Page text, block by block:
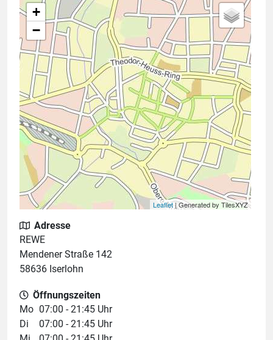
+
−
Leaflet| Generated by TilesXYZ
Adresse
REWE
Mendener Straße 142
58636 Iserlohn
Öffnungszeiten
Mo 07:00 - 21:45 Uhr
Di
07:00 - 21:45 Uhr